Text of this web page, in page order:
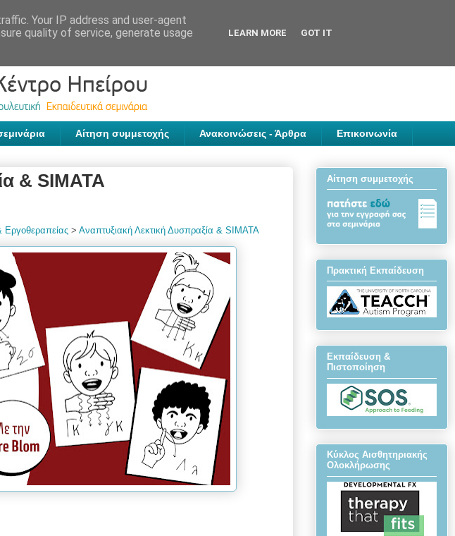
Αίτηση συμμετοχής Ανακοινώσεις - Άρθρα Επικοινωνία
& SIMATA
Εργοθεραπείας > Αναπτυξιακή Λεκτική Δυσπραξία & SIMATA
Αίτηση συμμετοχής
Πρακτική Εκπαίδευση
Εκπαίδευση &
Πιστοποίηση
Κύκλος Αισθητηριακής
Ολοκλήρωσης
Your IP address and user-agent
quality of service, generate usage
LEARN MORE GOT IT